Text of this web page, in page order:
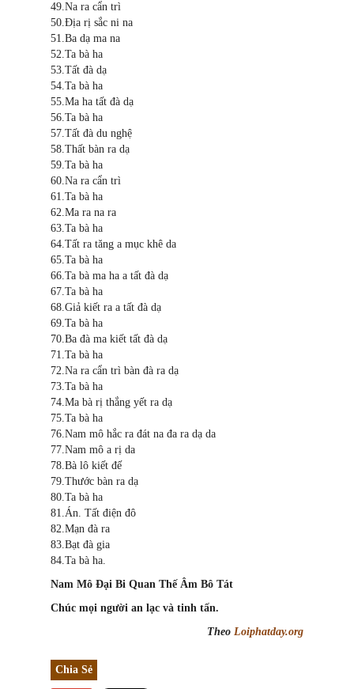
49.Na ra cẩn trì
50.Địa rị sắc ni na
51.Ba dạ ma na
52.Ta bà ha
53.Tất đà dạ
54.Ta bà ha
55.Ma ha tất đà dạ
56.Ta bà ha
57.Tất đà du nghệ
58.Thất bàn ra dạ
59.Ta bà ha
60.Na ra cẩn trì
61.Ta bà ha
62.Ma ra na ra
63.Ta bà ha
64.Tất ra tăng a mục khê da
65.Ta bà ha
66.Ta bà ma ha a tất đà dạ
67.Ta bà ha
68.Giả kiết ra a tất đà dạ
69.Ta bà ha
70.Ba đà ma kiết tất đà dạ
71.Ta bà ha
72.Na ra cẩn trì bàn đà ra dạ
73.Ta bà ha
74.Ma bà rị thắng yết ra dạ
75.Ta bà ha
76.Nam mô hắc ra đát na đa ra dạ da
77.Nam mô a rị da
78.Bà lô kiết đế
79.Thước bàn ra dạ
80.Ta bà ha
81.Án. Tất điện đô
82.Mạn đà ra
83.Bạt đà gia
84.Ta bà ha.
Nam Mô Đại Bi Quan Thế Âm Bô Tát
Chúc mọi người an lạc và tinh tấn.
Theo Loiphatday.org
Chia Sẻ